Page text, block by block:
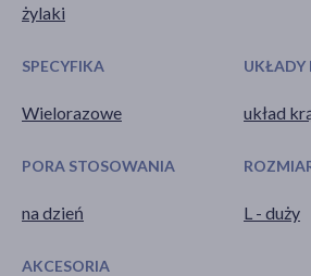
żylaki
SPECYFIKA
Wielorazowe
UKŁADY
układ
PORA STOSOWANIA
na dzień L - duży
AKCESORIA